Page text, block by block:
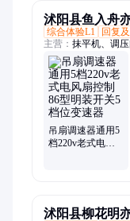
沭阳县鱼入舟
综合体验L1
回复
主营： 抹平机、调
光机、刻磨机、电
管器、工具车、铣
高器、割草机、工
吊扇调速器通用5
档220v老式电风
沭阳县柳花明